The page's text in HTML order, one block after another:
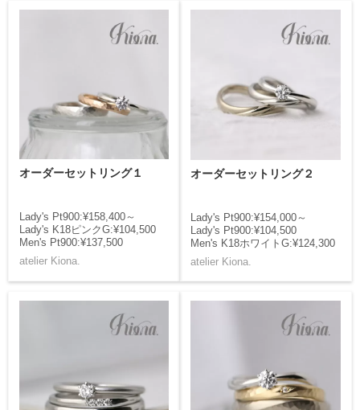
オーダーセットリング１
Lady's Pt900:¥158,400～
Lady's K18ピンクG:¥104,500
Men's Pt900:¥137,500
atelier Kiona.
オーダーセットリング２
Lady's Pt900:¥154,000～
Lady's Pt900:¥104,500
Men's K18ホワイトG:¥124,300
atelier Kiona.